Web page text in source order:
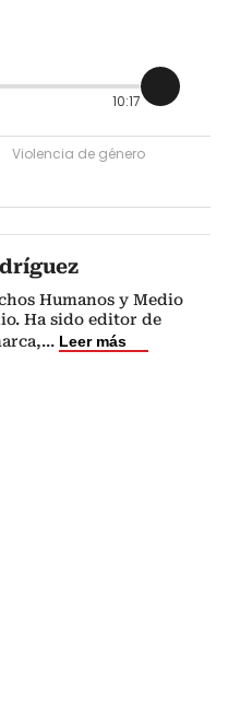
10:17
Violencia de género
Humanos y Medio
Ha sido editor de
... Leer más